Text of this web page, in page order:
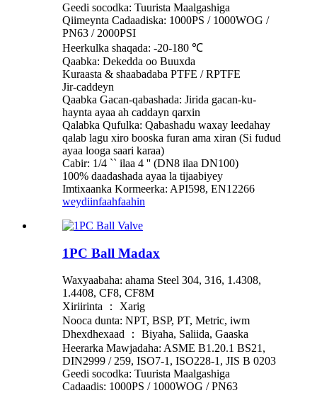
Geedi socodka: Tuurista Maalgashiga
Qiimeynta Cadaadiska: 1000PS / 1000WOG /
PN63 / 2000PSI
Heerkulka shaqada: -20-180 ℃
Qaabka: Dekedda oo Buuxda
Kuraasta & shaabadaba PTFE / RPTFE
Jir-caddeyn
Qaabka Gacan-qabashada: Jirida gacan-ku-
haynta ayaa ah caddayn qarxin
Qalabka Qufulka: Qabashadu waxay leedahay
qalab lagu xiro booska furan ama xiran (Si fudud
ayaa looga saari karaa)
Cabir: 1/4 `` ilaa 4 '' (DN8 ilaa DN100)
100% daadashada ayaa la tijaabiyey
Imtixaanka Kormeerka: API598, EN12266
weydiinfaahfaahin
1PC Ball Madax
Waxyaabaha: ahama Steel 304, 316, 1.4308,
1.4408, CF8, CF8M
Xiriirinta ： Xarig
Nooca dunta: NPT, BSP, PT, Metric, iwm
Dhexdhexaad ： Biyaha, Saliida, Gaaska
Heerarka Mawjadaha: ASME B1.20.1 BS21,
DIN2999 / 259, ISO7-1, ISO228-1, JIS B 0203
Geedi socodka: Tuurista Maalgashiga
Cadaadis: 1000PS / 1000WOG / PN63